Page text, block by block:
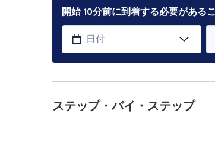
開始 10分前に到着する必要がある
ステップ・バイ・ステップ